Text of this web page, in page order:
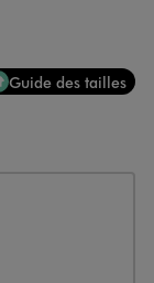
Guide des tailles